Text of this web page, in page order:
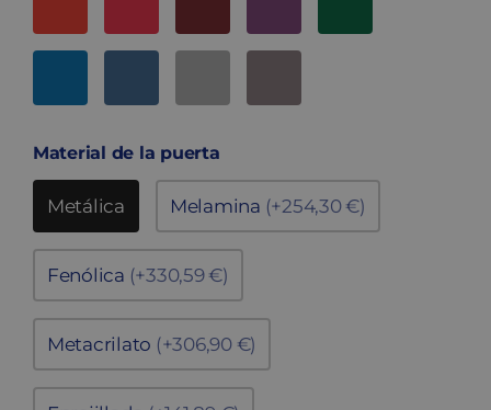
Material de la puerta
Metálica Melamina (+254,30 €)
Fenólica (+330,59 €)
Metacrilato (+306,90 €)